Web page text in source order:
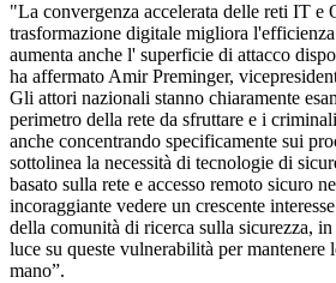
"La convergenza accelerata delle reti IT e
trasformazione digitale migliora
aumenta anche l' superficie di attacco
ha affermato Amir Preminger,
Gli attori nazionali stanno chiaramente
perimetro della rete da sfruttare e i
anche concentrando specificamente sui
sottolinea la necessità di tecnologie di
basato sulla rete e accesso remoto sicuro
incoraggiante vedere un crescente
della comunità di ricerca sulla sicurezza,
luce su queste vulnerabilità per mantenere
mano”.